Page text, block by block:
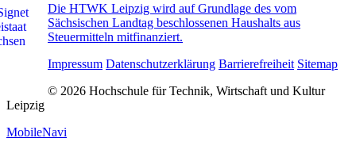
Die HTWK Leipzig wird auf Grundlage des vom
Sächsischen Landtag beschlossenen Haushalts aus
Steuermitteln mitfinanziert.
Impressum Datenschutzerklärung Barrierefreiheit Sitemap
© 2026 Hochschule für Technik, Wirtschaft und Kultur
Leipzig
MobileNavi